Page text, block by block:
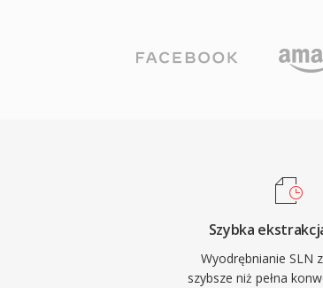
Szybka
Wyodrębnianie SLN
szybsze niż pełna